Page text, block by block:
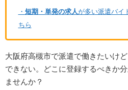
・ 短期・単発の求人が多い派遣バイ
ちら
大阪府高槻市で派遣で働きたいけ
できない。どこに登録するべきか
ませんか？